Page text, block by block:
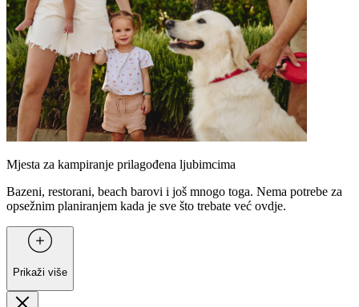
Mjesta za kampiranje prilagođena ljubimcima
Bazeni, restorani, beach barovi i još mnogo toga. Nema potrebe za
opsežnim planiranjem kada je sve što trebate već ovdje.
Prikaži više